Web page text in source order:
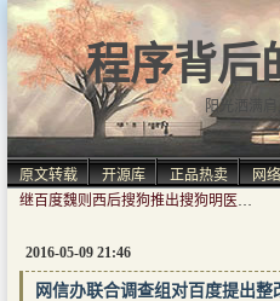
程序背后
阳光洒满
原文转载 开源库 正品热卖 网
继百度魏则西后搜狗推出搜狗明医来补刀
2016-05-09 21:46
网信办联合调查组对百度提出整